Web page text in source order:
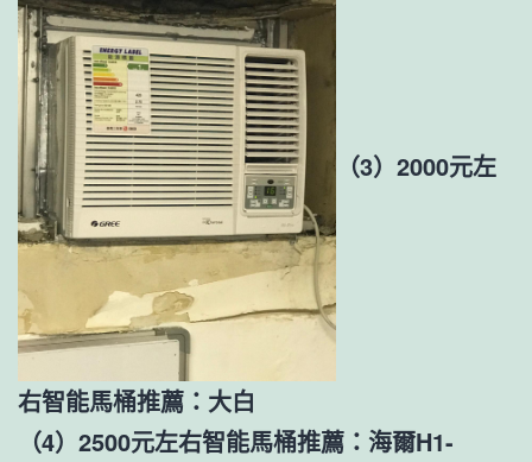
（3）2000元左
右智能馬桶推薦：大白
（4）2500元左右智能馬桶推薦：海爾H1-